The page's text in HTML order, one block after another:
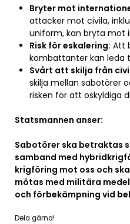
Bryter mot
attacker mot civila,
uniform, kan bryta mot
Risk för eskalering: Att
kombattanter kan leda
Svårt att skilja från
skilja mellan sabotörer
risken för att oskyldiga
Statsmannen anser:
Sabotörer ska betraktas
samband med
krigföring mot oss och
mötas med militära
och förbekämpning vid
Dela gärna!